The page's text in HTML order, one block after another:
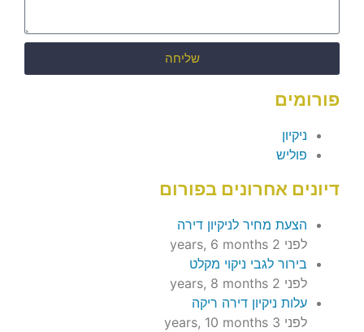
שליחה
פורומים
ניקיון
פוליש
דיונים אחרונים בפורום
הצעת מחיר לניקיון דירה
לפני 2 years, 6 months
בירור לגבי ניקוי מקלט
לפני 2 years, 8 months
עלות ניקיון דירה ריקה
לפני 3 years, 10 months